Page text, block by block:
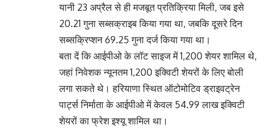
यानी 23 अप्रैल से ही मजबूत प्रतिक्रिया मिली, जब इसे
20.21 गुना सब्सक्राइब किया गया था, जबकि दूसरे दिन
सब्सक्रिप्शन 69.25 गुना दर्ज किया गया था।
बता दें कि आईपीओ के लॉट साइज में 1,200 शेयर शामिल थे,
जहां निवेशक न्यूनतम 1,200 इक्विटी शेयरों के लिए बोली
लगा सकते थे। हरियाणा स्थित ऑटोमोटिव ड्राइवट्रेन
पार्ट्स निर्माता के आईपीओ में केवल 54.99 लाख इक्विटी
शेयरों का फ्रेश इश्यू शामिल था।